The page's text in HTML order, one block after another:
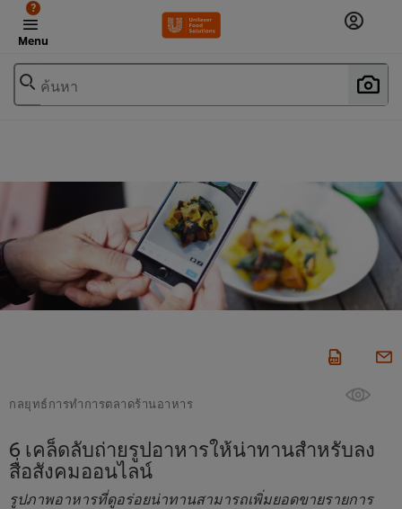
Menu
?
ค้นหา
กลยุทธ์การทำการตลาดร้านอาหาร
6 เคล็ดลับถ่ายรูปอาหารให้น่าทานสำหรับลง
สื่อสังคมออนไลน์
รูปภาพอาหารที่ดูอร่อยน่าทานสามารถเพิ่มยอดขายรายการ